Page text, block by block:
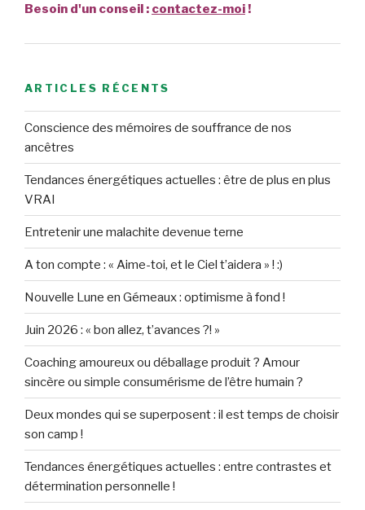
Besoin d'un conseil : contactez-moi!
ARTICLES RÉCENTS
Conscience des mémoires de souffrance de nos
ancêtres
Tendances énergétiques actuelles : être de plus en plus
VRAI
Entretenir une malachite devenue terne
A ton compte : « Aime-toi, et le Ciel t’aidera » ! :)
Nouvelle Lune en Gémeaux : optimisme à fond !
Juin 2026 : « bon allez, t’avances ?! »
Coaching amoureux ou déballage produit ? Amour
sincère ou simple consumérisme de l’être humain ?
Deux mondes qui se superposent : il est temps de choisir
son camp !
Tendances énergétiques actuelles : entre contrastes et
détermination personnelle !